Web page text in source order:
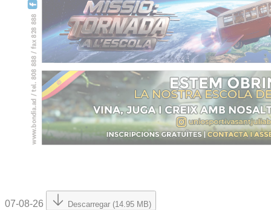
07-08-26 Descarregar (14.95 MB)